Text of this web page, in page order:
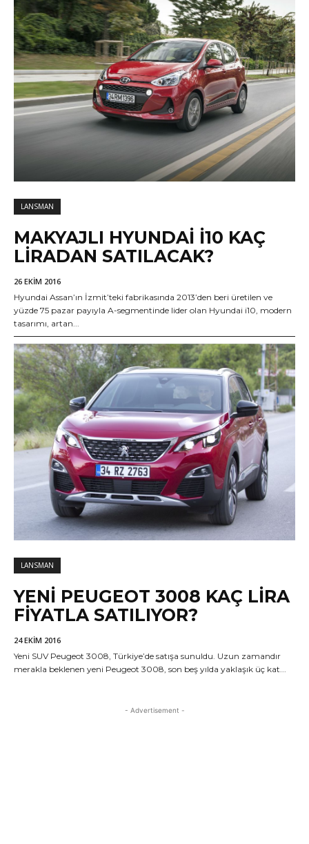
LANSMAN
MAKYAJLI HYUNDAI I10 KAÇ
LIRADAN SATILACAK?
26 EKIM 2016
Hyundai Assan’ın İzmit’teki fabrikasında 2013’den beri üretilen ve
yüzde 75 pazar payıyla A-segmentinde lider olan Hyundai i10, modern
tasarımı, artan...
LANSMAN
YENI PEUGEOT 3008 KAÇ LIRA
FIYATLA SATILIYOR?
24 EKIM 2016
Yeni SUV Peugeot 3008, Türkiye’de satışa sunuldu. Uzun zamandır
merakla beklenen yeni Peugeot 3008, son beş yılda yaklaşık üç kat...
- Advertisement -